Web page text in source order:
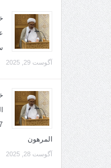
آگوست 29, 2025
المرهون
آگوست 28, 2025